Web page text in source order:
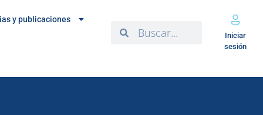
y publicaciones
Iniciar
sesión